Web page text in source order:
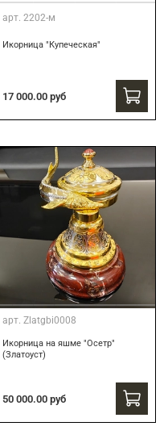
арт. 2202-м
Икорница "Купеческая"
17 000.00 руб
арт. Zlatgbi0008
Икорница на яшме "Осетр"
(Златоуст)
50 000.00 руб